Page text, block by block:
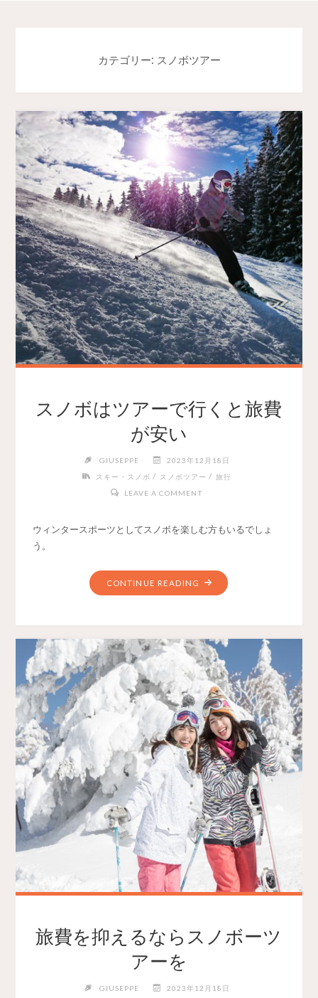
カテゴリー: スノボツアー
スノボはツアーで行くと旅費
が安い
GIUSEPPE
2023年12月18日
スキー・スノボ / スノボツアー / 旅行
LEAVE A COMMENT
ウィンタースポーツとしてスノボを楽しむ方もいるでしょ
う。
CONTINUE READING
旅費を抑えるならスノボーツ
アーを
GIUSEPPE 2023年12月18日